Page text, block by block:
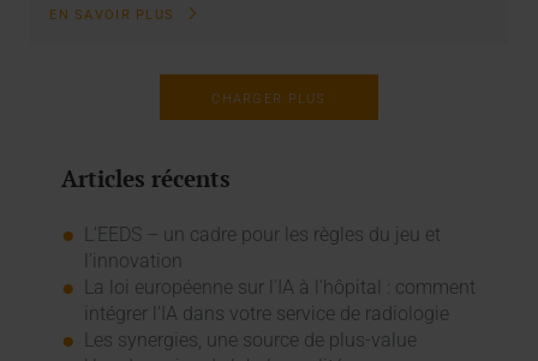
EN SAVOIR PLUS
CHARGER PLUS
Articles récents
L’EEDS – un cadre pour les règles du jeu et
l’innovation
La loi européenne sur l'IA à l'hôpital : comment
intégrer l'IA dans votre service de radiologie
Les synergies, une source de plus-value